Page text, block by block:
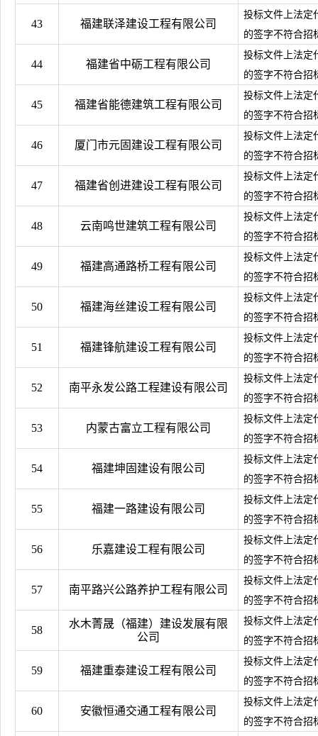
43 福建联泽建设工程有限公司
投标文件上法定
的签字不符合招
44 福建省中砺工程有限公司
投标文件上法定
的签字不符合招
45 福建省能德建筑工程有限公司
投标文件上法定
的签字不符合招
46 厦门市元固建设工程有限公司
投标文件上法定
的签字不符合招
47 福建省创进建设工程有限公司
投标文件上法定
的签字不符合招
48 云南鸣世建筑工程有限公司
投标文件上法定
的签字不符合招
49 福建高通路桥工程有限公司
投标文件上法定
的签字不符合招
50 福建海丝建设工程有限公司
投标文件上法定
的签字不符合招
51 福建锋航建设工程有限公司
投标文件上法定
的签字不符合招
52 南平永发公路工程建设有限公司
投标文件上法定
的签字不符合招
53 内蒙古富立工程有限公司
投标文件上法定
的签字不符合招
54 福建坤固建设有限公司
投标文件上法定
的签字不符合招
55 福建一路建设有限公司
投标文件上法定
的签字不符合招
56 乐嘉建设工程有限公司
投标文件上法定
的签字不符合招
57 南平路兴公路养护工程有限公司
投标文件上法定
的签字不符合招
58
水木菁晟（福建）建设发展有限
公司
投标文件上法定
的签字不符合招
59 福建重泰建设工程有限公司
投标文件上法定
的签字不符合招
60 安徽恒通交通工程有限公司
投标文件上法定
的签字不符合招